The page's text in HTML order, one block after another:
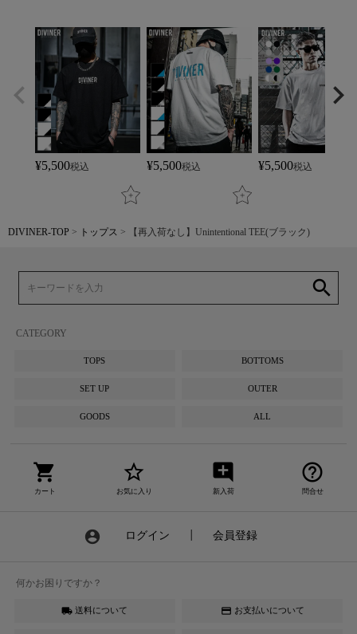
¥5,500税込 ¥5,500税込 ¥5,500税込
DIVINER-TOP トップス 【再入荷なし】Unintentional TEE(ブラック)
search
CATEGORY
TOPS BOTTOMS
SET UP OUTER
GOODS ALL
shopping_cart
カート
star_border
お気に入り
add_comment
新入荷
help_outline
問合せ
account_circle ログイン 会員登録
何かお困りですか？
local_shipping 送料について credit_card お支払いについて